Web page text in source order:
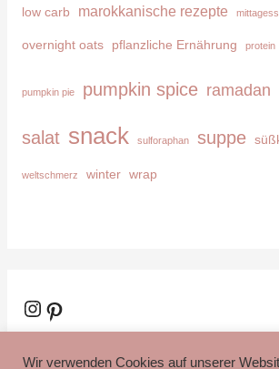
low carb marokkanische rezepte
overnight oats pflanzliche Ernährung protein
pumpkin pie pumpkin spice ramadan
salat snack sulforaphan suppe
weltschmerz winter wrap
Instagram Pinterest
Wir verwenden Cookies auf unserer